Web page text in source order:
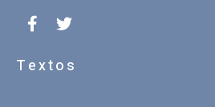
Textos